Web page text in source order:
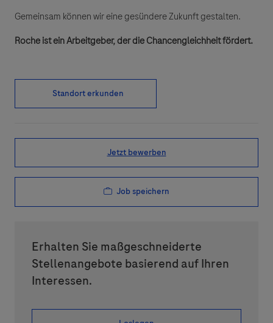
Gemeinsam können wir eine gesündere Zukunft gestalten.
Roche ist ein Arbeitgeber, der die Chancengleichheit fördert.
Standort erkunden
Jetzt bewerben
Job speichern
Erhalten Sie maßgeschneiderte
Stellenangebote basierend auf Ihren
Interessen.